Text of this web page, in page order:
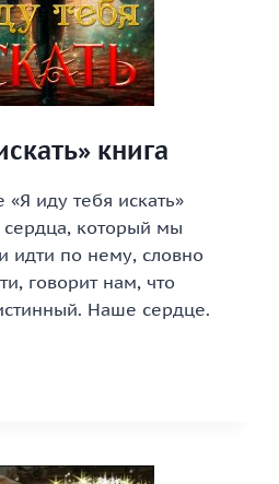
книга
«Я иду тебя искать»
который мы
идти по нему, словно
говорит нам, что
Наше сердце.